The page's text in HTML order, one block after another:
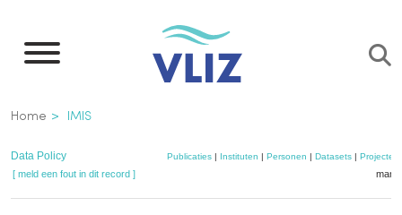
naar
inhoud
gaan
Kruimelpad
Home IMIS
Data Policy Publicaties| Instituten | Personen | Datasets| Projecten
[ meld een fout in dit record ]